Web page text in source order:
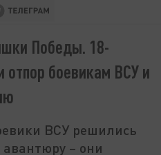
Победы. 18-
отпор боевикам ВСУ и
ВСУ решились
– они